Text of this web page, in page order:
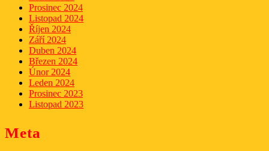
Prosinec 2024
Listopad 2024
Říjen 2024
Září 2024
Duben 2024
Březen 2024
Únor 2024
Leden 2024
Prosinec 2023
Listopad 2023
Meta